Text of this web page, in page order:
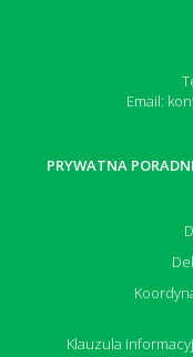
Email:
PRYWATNA
Klauzula